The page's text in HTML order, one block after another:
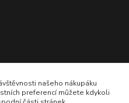
našeho nákupáku
preferencí můžete kdykoli